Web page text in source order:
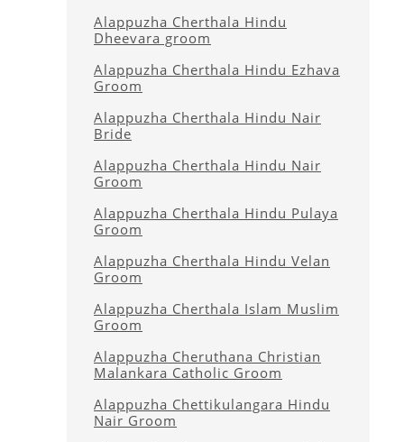
Alappuzha Cherthala Hindu
Dheevara groom
Alappuzha Cherthala Hindu Ezhava
Groom
Alappuzha Cherthala Hindu Nair
Bride
Alappuzha Cherthala Hindu Nair
Groom
Alappuzha Cherthala Hindu Pulaya
Groom
Alappuzha Cherthala Hindu Velan
Groom
Alappuzha Cherthala Islam Muslim
Groom
Alappuzha Cheruthana Christian
Malankara Catholic Groom
Alappuzha Chettikulangara Hindu
Nair Groom